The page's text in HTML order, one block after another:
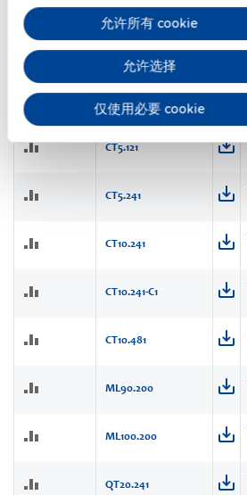
允许所有 cookie
允许选择
仅使用必要 cookie
三相系统的DIN导轨电源
对比 订货号
CT5.121
CT5.241
CT10.241
CT10.241-C1
CT10.481
ML90.200
ML100.200
QT20.241